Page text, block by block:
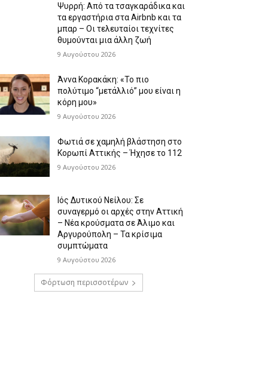
Ψυρρή: Από τα τσαγκαράδικα και
τα εργαστήρια στα Airbnb και τα
μπαρ – Οι τελευταίοι τεχνίτες
θυμούνται μια άλλη ζωή
9 Αυγούστου 2026
Άννα Κορακάκη: «Το πιο
πολύτιμο “μετάλλιό” μου είναι η
κόρη μου»
9 Αυγούστου 2026
Φωτιά σε χαμηλή βλάστηση στο
Κορωπί Αττικής – Ήχησε το 112
9 Αυγούστου 2026
Ιός Δυτικού Νείλου: Σε
συναγερμό οι αρχές στην Αττική
– Νέα κρούσματα σε Άλιμο και
Αργυρούπολη – Τα κρίσιμα
συμπτώματα
9 Αυγούστου 2026
Φόρτωση περισσοτέρων